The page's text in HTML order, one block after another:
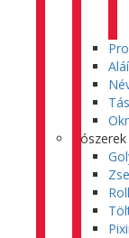
Írószerek